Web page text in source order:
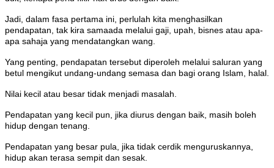
Jadi, dalam fasa pertama ini, perlulah kita menghasilkan
pendapatan, tak kira samaada melalui gaji, upah, bisnes atau apa-
apa sahaja yang mendatangkan wang.
Yang penting, pendapatan tersebut diperoleh melalui saluran yang
betul mengikut undang-undang semasa dan bagi orang Islam, halal.
Nilai kecil atau besar tidak menjadi masalah.
Pendapatan yang kecil pun, jika diurus dengan baik, masih boleh
hidup dengan tenang.
Pendapatan yang besar pula, jika tidak cerdik menguruskannya,
hidup akan terasa sempit dan sesak.